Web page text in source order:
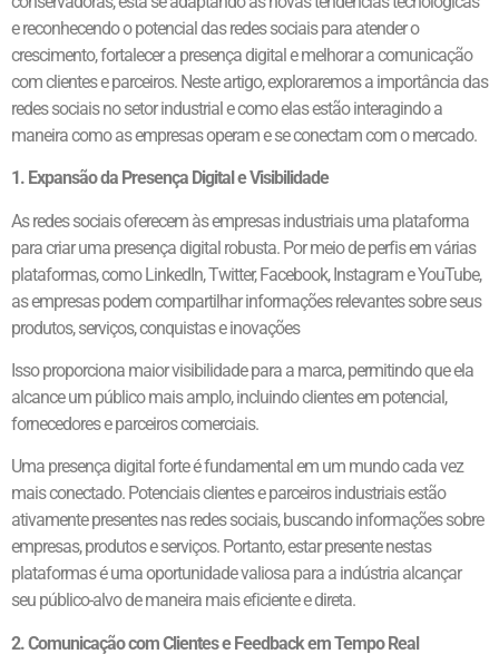
e reconhecendo o potencial das redes sociais para atender o
crescimento, fortalecer a presença digital e melhorar a comunicação
com clientes e parceiros. Neste artigo, exploraremos a importância das
redes sociais no setor industrial e como elas estão interagindo a
maneira como as empresas operam e se conectam com o mercado.
1. Expansão da Presença Digital e Visibilidade
As redes sociais oferecem às empresas industriais uma plataforma
para criar uma presença digital robusta. Por meio de perfis em várias
plataformas, como LinkedIn, Twitter, Facebook, Instagram e YouTube,
as empresas podem compartilhar informações relevantes sobre seus
produtos, serviços, conquistas e inovações
Isso proporciona maior visibilidade para a marca, permitindo que ela
alcance um público mais amplo, incluindo clientes em potencial,
fornecedores e parceiros comerciais.
Uma presença digital forte é fundamental em um mundo cada vez
mais conectado. Potenciais clientes e parceiros industriais estão
ativamente presentes nas redes sociais, buscando informações sobre
empresas, produtos e serviços. Portanto, estar presente nestas
plataformas é uma oportunidade valiosa para a indústria alcançar
seu público-alvo de maneira mais eficiente e direta.
2. Comunicação com Clientes e Feedback em Tempo Real